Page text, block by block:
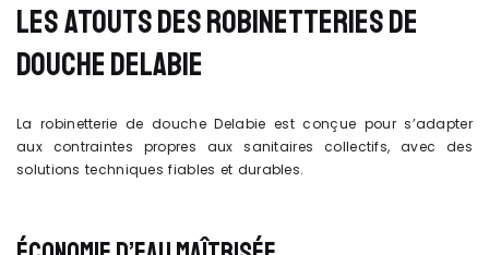
LES ATOUTS DES ROBINETTERIES DE
DOUCHE DELABIE
La robinetterie de douche Delabie est conçue pour s’adapter
aux contraintes propres aux sanitaires collectifs, avec des
solutions techniques fiables et durables.